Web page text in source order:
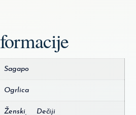
Sagapo
Ogrlica
Ženski Dečiji